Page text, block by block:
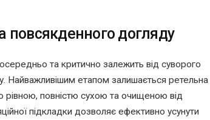
повсякденного догляду
та критично залежить від суворого
Найважливішим етапом залишається ретельна
рівною, повністю сухою та очищеною від
підкладки дозволяє ефективно усунути